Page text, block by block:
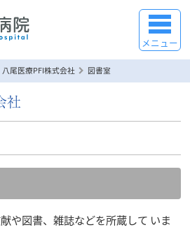
メニュー
八尾医療PFI株式会社 図書室
社
や図書、雑誌などを所蔵して いま